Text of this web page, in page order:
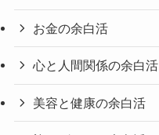
お金の余白活
心と人間関係の余白活
美容と健康の余白活